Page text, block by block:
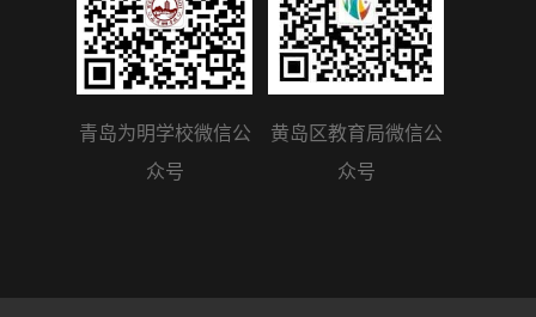
青岛为明学校微信公
众号
黄岛区教育局微信公
众号